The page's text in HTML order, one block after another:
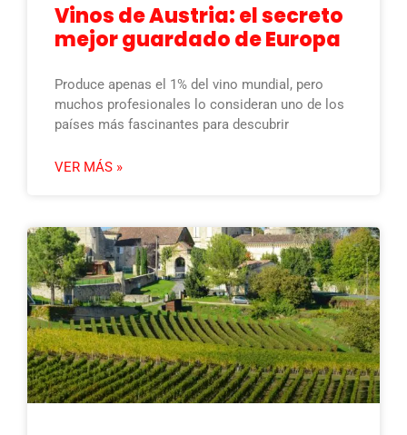
Vinos de Austria: el secreto
mejor guardado de Europa
Produce apenas el 1% del vino mundial, pero
muchos profesionales lo consideran uno de los
países más fascinantes para descubrir
VER MÁS »